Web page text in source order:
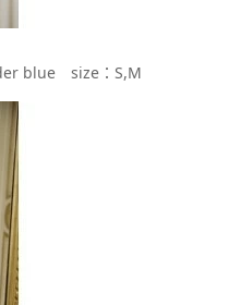
blue size：S,M